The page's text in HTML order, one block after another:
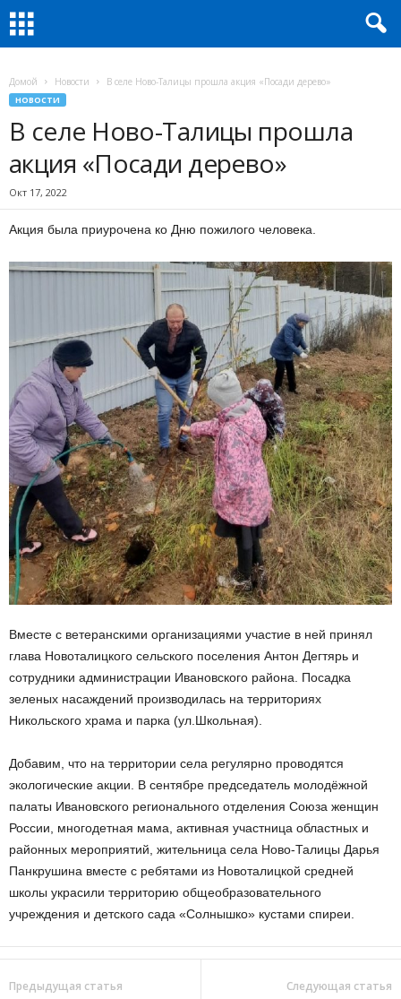
Домой Новости В селе Ново-Талицы прошла акция «Посади дерево»
НОВОСТИ
В селе Ново-Талицы прошла
акция «Посади дерево»
Окт 17, 2022
Акция была приурочена ко Дню пожилого человека.
Вместе с ветеранскими организациями участие в ней принял
глава Новоталицкого сельского поселения Антон Дегтярь и
сотрудники администрации Ивановского района. Посадка
зеленых насаждений производилась на территориях
Никольского храма и парка (ул.Школьная).
Добавим, что на территории села регулярно проводятся
экологические акции. В сентябре председатель молодёжной
палаты Ивановского регионального отделения Союза женщин
России, многодетная мама, активная участница областных и
районных мероприятий, жительница села Ново-Талицы Дарья
Панкрушина вместе с ребятами из Новоталицкой средней
школы украсили территорию общеобразовательного
учреждения и детского сада «Солнышко» кустами спиреи.
Предыдущая статья Следующая статья